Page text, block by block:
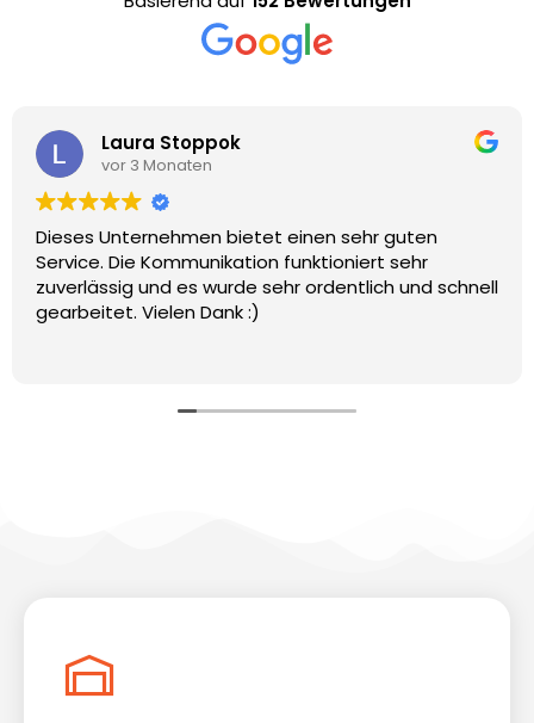
schnell
J. H.
Absolut empfehlenswert! Mein
500km weit weg verlief reibungslos! Sehr
zuverlässige Kommunikation vorab,
hat super gearbeitet, haben die Sachen